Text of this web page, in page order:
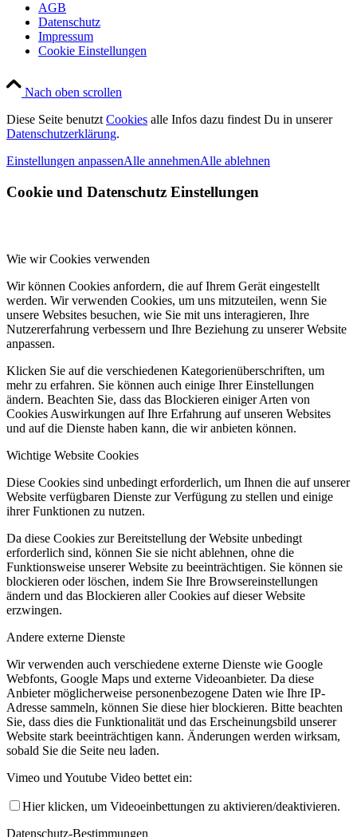
AGB
Datenschutz
Impressum
Cookie Einstellungen
Nach oben scrollen
Diese Seite benutzt Cookies alle Infos dazu findest Du in unserer
Datenschutzerklärung.
Einstellungen anpassenAlle annehmenAlle ablehnen
Cookie und Datenschutz Einstellungen
Wie wir Cookies verwenden
Wir können Cookies anfordern, die auf Ihrem Gerät eingestellt
werden. Wir verwenden Cookies, um uns mitzuteilen, wenn Sie
unsere Websites besuchen, wie Sie mit uns interagieren, Ihre
Nutzererfahrung verbessern und Ihre Beziehung zu unserer Website
anpassen.
Klicken Sie auf die verschiedenen Kategorienüberschriften, um
mehr zu erfahren. Sie können auch einige Ihrer Einstellungen
ändern. Beachten Sie, dass das Blockieren einiger Arten von
Cookies Auswirkungen auf Ihre Erfahrung auf unseren Websites
und auf die Dienste haben kann, die wir anbieten können.
Wichtige Website Cookies
Diese Cookies sind unbedingt erforderlich, um Ihnen die auf unserer
Website verfügbaren Dienste zur Verfügung zu stellen und einige
ihrer Funktionen zu nutzen.
Da diese Cookies zur Bereitstellung der Website unbedingt
erforderlich sind, können Sie sie nicht ablehnen, ohne die
Funktionsweise unserer Website zu beeinträchtigen. Sie können sie
blockieren oder löschen, indem Sie Ihre Browsereinstellungen
ändern und das Blockieren aller Cookies auf dieser Website
erzwingen.
Andere externe Dienste
Wir verwenden auch verschiedene externe Dienste wie Google
Webfonts, Google Maps und externe Videoanbieter. Da diese
Anbieter möglicherweise personenbezogene Daten wie Ihre IP-
Adresse sammeln, können Sie diese hier blockieren. Bitte beachten
Sie, dass dies die Funktionalität und das Erscheinungsbild unserer
Website stark beeinträchtigen kann. Änderungen werden wirksam,
sobald Sie die Seite neu laden.
Vimeo und Youtube Video bettet ein:
Hier klicken, um Videoeinbettungen zu aktivieren/deaktivieren.
Datenschutz-Bestimmungen